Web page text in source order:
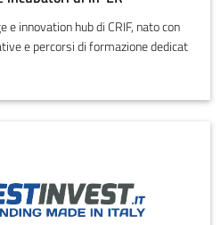
e innovation hub di CRIF, nato con
e percorsi di formazione dedicat